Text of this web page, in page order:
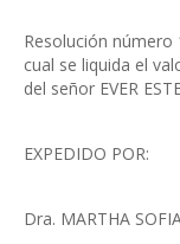
Resolución número
cual se liquida el
del señor EVER
EXPEDIDO POR:
Dra. MARTHA